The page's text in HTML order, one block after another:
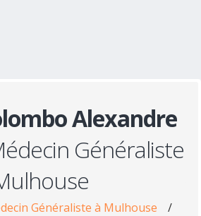
Alexandre
Généraliste
Généraliste à Mulhouse
/